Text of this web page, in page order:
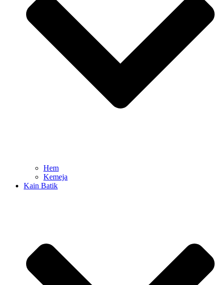
Hem
Kemeja
Kain Batik